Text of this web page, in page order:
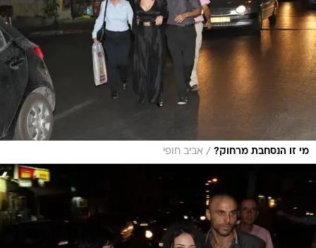
מי זו הנסחבת מרחוק? / אביב חופי